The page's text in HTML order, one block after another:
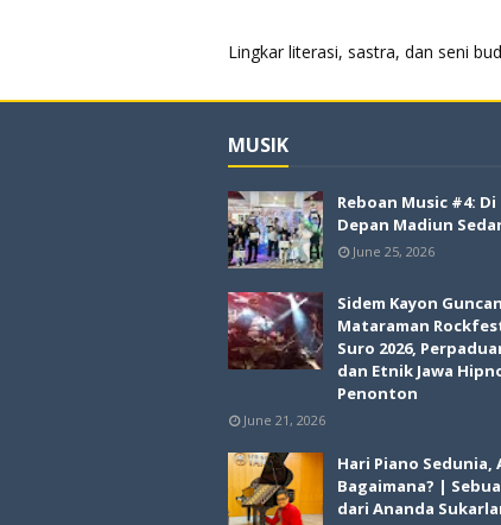
Lingkar literasi, sastra, dan seni
MUSIK
Reboan Music #4: Di
Depan Madiun
June 25, 2026
Sidem Kayon
Mataraman
Suro 2026,
dan Etnik Jawa
Penonton
June 21, 2026
Hari Piano Sedunia,
Bagaimana? |
dari Ananda